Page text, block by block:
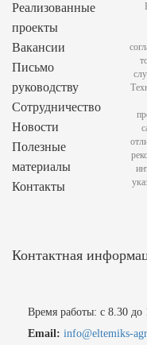
Реализованные
проекты
Вакансии
Письмо
руководству
Сотрудничество
Новости
Полезные
материалы
Контакты
Контактная
Время работы: с 8.30
Email: info@eltemiks-